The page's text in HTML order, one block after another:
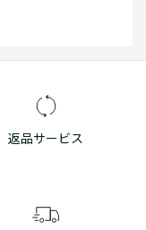
返品サービス